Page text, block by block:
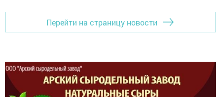
Перейти на страницу новости